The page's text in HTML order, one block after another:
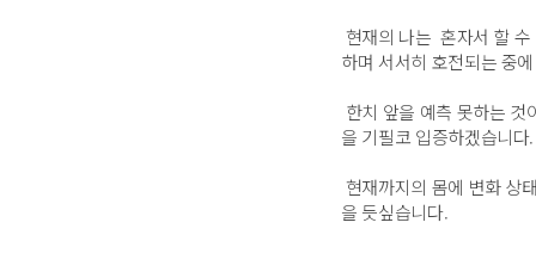
현재의 나는 혼자서 할 수
하며 서서히 호전되는 중
한치 앞을 예측 못하는 것
을 기필코 입증하겠습니다.
현재까지의 몸에 변화 상
을 듯싶습니다.